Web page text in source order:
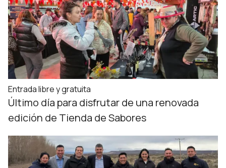
Entrada libre y gratuita
Último día para disfrutar de una renovada
edición de Tienda de Sabores